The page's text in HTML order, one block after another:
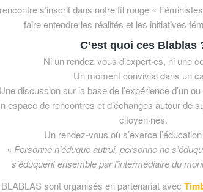
s’inscrit dans notre fil rouge «
faire entendre les réalités et les initiatives
C’est quoi ces Blablas
Ni un rendez-vous d’expert·es, ni une
Un moment convivial dans un
Une discussion sur la base de l’expérience d’un
espace de rencontres et d’échanges autour de
citoyen·nes.
Un rendez-vous où s’exerce
« Personne n’éduque autrui, personne ne
s’éduquent ensemble par l’intermédiaire du
sont organisés en partenariat avec